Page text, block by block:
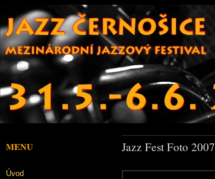
MENU
Úvod
Jazz Fest Foto 2007